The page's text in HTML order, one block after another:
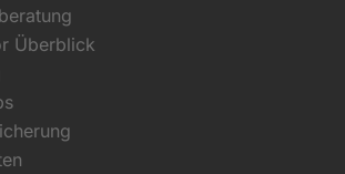
Überblick